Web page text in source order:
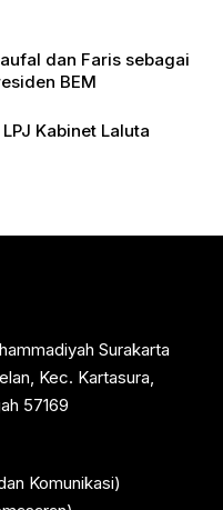
dan Faris sebagai
BEM
Kabinet Laluta
Surakarta
Kec. Kartasura,
57169
Komunikasi)